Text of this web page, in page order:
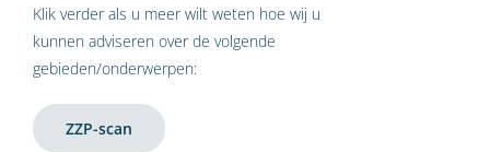
Klik verder als u meer wilt weten hoe wij u
kunnen adviseren over de volgende
gebieden/onderwerpen:
ZZP-scan